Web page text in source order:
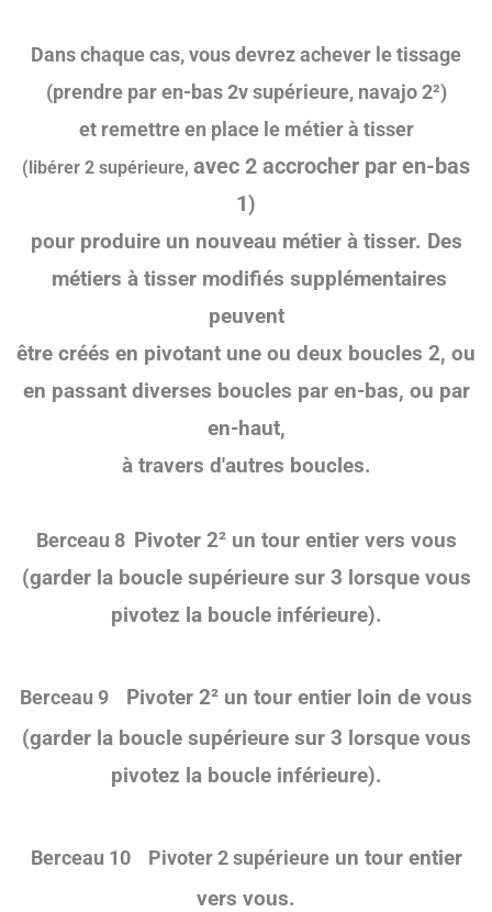
Dans chaque cas, vous devrez achever le tissage
(prendre par en-bas 2v supérieure, navajo 2²)
et remettre en place le métier à tisser
(libérer 2 supérieure, avec 2 accrocher par en-bas
1)
pour produire un nouveau métier à tisser. Des
métiers à tisser modifiés supplémentaires
peuvent
être créés en pivotant une ou deux boucles 2, ou
en passant diverses boucles par en-bas, ou par
en-haut,
à travers d'autres boucles.
Berceau 8 Pivoter 2² un tour entier vers vous
(garder la boucle supérieure sur 3 lorsque vous
pivotez la boucle inférieure).
Berceau 9
Pivoter 2² un tour entier loin de vous
(garder la boucle supérieure sur 3 lorsque vous
pivotez la boucle inférieure).
Berceau 10 Pivoter 2 supérieureun tour entier
vers vous.